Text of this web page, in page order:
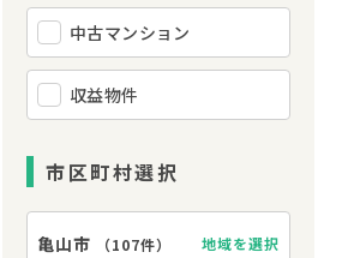
中古マンション
収益物件
市区町村選択
亀山市 （107件） 地域を選択